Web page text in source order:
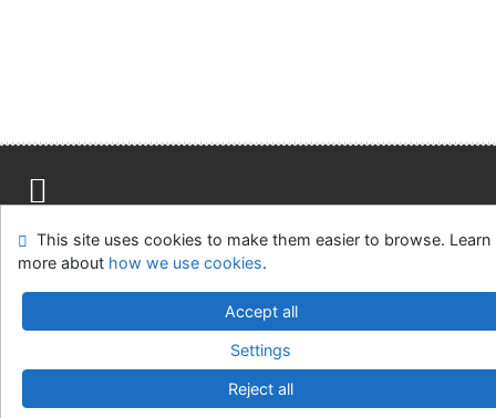
Site map Accessibility Privacy
OpenSearch module
Feedback form
Cookie settings
Univerzitní knihovna - Univerzita Hradec Králové
v.4.8.63a-Cosmotron Slovakia, s.r.o.
This site uses cookies to make them easier to browse. Learn
more about how we use cookies.
Accept all
Settings
Reject all